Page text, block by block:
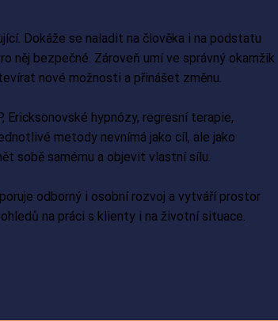
Dokáže se naladit na člověka i na podstatu
něj bezpečné. Zároveň umí ve správný okamžik
nové možnosti a přinášet změnu.
hypnózy, regresní terapie,
metody nevnímá jako cíl, ale jako
sobě samému a objevit vlastní sílu.
odborný i osobní rozvoj a vytváří prostor
na práci s klienty i na životní situace.